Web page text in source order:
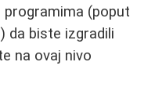
(poput
da biste izgradili
na ovaj nivo